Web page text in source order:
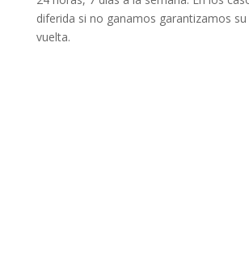
diferida si no ganamos garantizamos
vuelta.